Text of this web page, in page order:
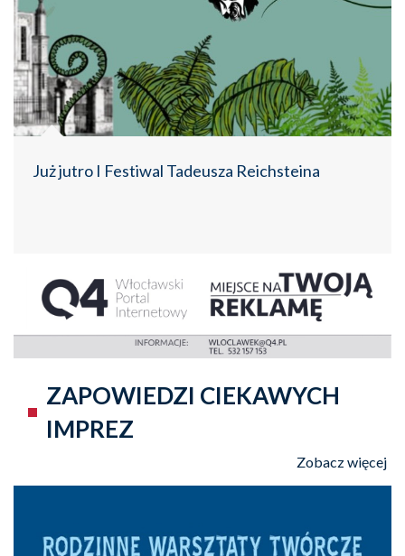
Już jutro I Festiwal Tadeusza Reichsteina
ZAPOWIEDZI CIEKAWYCH
IMPREZ
Zobacz więcej